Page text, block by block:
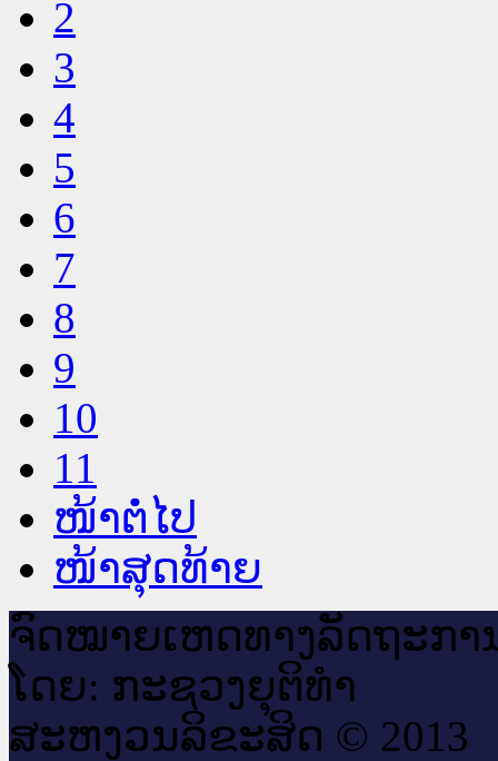
2
3
4
5
6
7
8
9
10
11
ໜ້າຕໍ່ໄປ
ໜ້າສຸດທ້າຍ
ຈົດ​ໝາຍ​ເຫດ​ທາງ​ລັດ​ຖະ​ກາ
ໂດຍ: ກະ​ຊວງຍຸ​ຕິ​ທຳ
ສະ​ຫງວນ​ລິ​ຂະ​ສິດ © 2013